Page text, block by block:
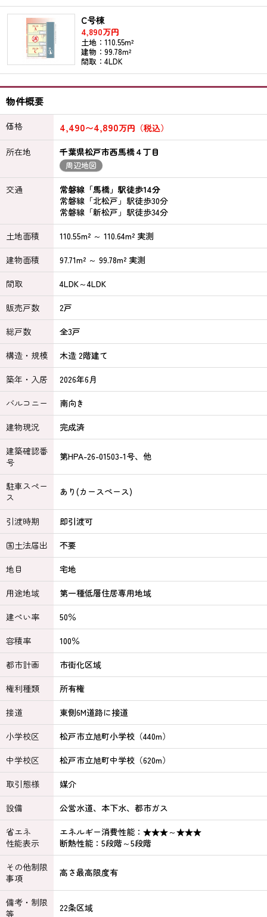
C号棟
4,890万円
土地：110.55m²
建物：99.78m²
間取：4LDK
物件概要
価格 4,490〜4,890万円（税込）
所在地
千葉県松戸市西馬橋４丁目
周辺地図
交通
常磐線「馬橋」駅徒歩14分
常磐線「北松戸」駅徒歩30分
常磐線「新松戸」駅徒歩34分
土地面積
110.55m² ～ 110.64m² 実測
建物面積
97.71m² ～ 99.78m² 実測
間取
4LDK～4LDK
販売戸数
2戸
総戸数
全3戸
構造・規模
木造 2階建て
築年・入居
2026年6月
バルコニー
南向き
建物現況
完成済
建築確認番
号
第HPA-26-01503-1号、他
駐車スペー
ス
あり(カースペース)
引渡時期
即引渡可
国土法届出
不要
地目
宅地
用途地域
第一種低層住居専用地域
建ぺい率
50％
容積率
100％
都市計画
市街化区域
権利種類
所有権
接道
東側6M道路に接道
小学校区
松戸市立旭町小学校（440m）
中学校区
松戸市立旭町中学校（620m）
取引態様
媒介
設備
公営水道、本下水、都市ガス
省エネ
性能表示
エネルギー消費性能：★★★～★★★
断熱性能：5段階～5段階
その他制限
事項
高さ最高限度有
備考・制限
等
22条区域